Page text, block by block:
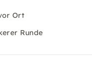
Ort
Runde